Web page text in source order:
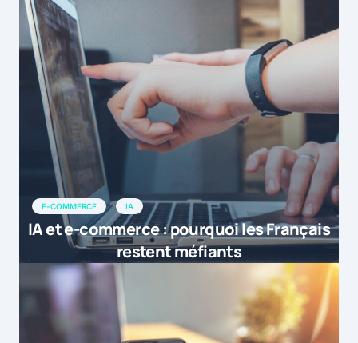
E-COMMERCE IA
IA et e-commerce : pourquoi les Français
restent méfiants